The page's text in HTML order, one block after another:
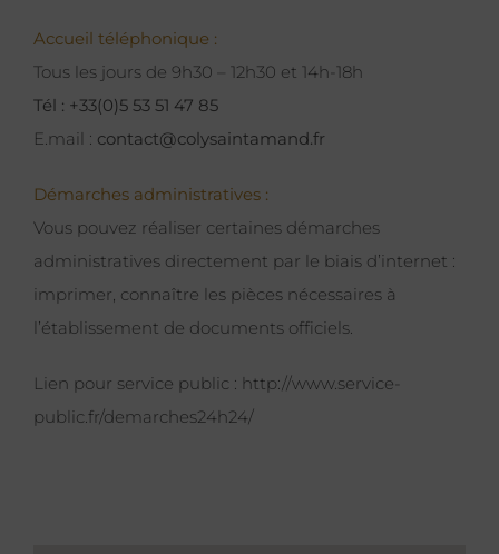
Accueil téléphonique :
Tous les jours de 9h30 – 12h30 et 14h-18h
Tél : +33(0)5 53 51 47 85
E.mail : contact@colysaintamand.fr
Démarches administratives :
Vous pouvez réaliser certaines démarches
administratives directement par le biais d’internet :
imprimer, connaître les pièces nécessaires à
l’établissement de documents officiels.
Lien pour service public : http://www.service-
public.fr/demarches24h24/